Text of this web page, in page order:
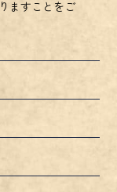
ますことをご